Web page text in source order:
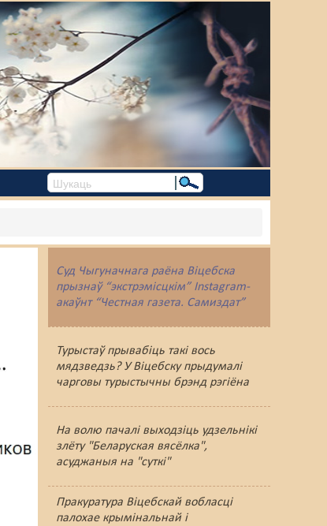
Суд Чыгуначнага раёна Віцебска
прызнаў “экстрэмісцкім” Instagram-
акаўнт “Честная газета. Самиздат”
Турыстаў прывабіць такі вось
мядзведзь? У Віцебску прыдумалі
чарговы турыстычны брэнд рэгіёна
На волю пачалі выходзіць удзельнікі
злёту "Беларуская вясёлка",
асуджаныя на "суткі"
Пракуратура Віцебскай вобласці
палохае крымінальнай і